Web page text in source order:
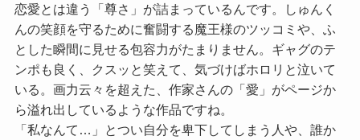
恋愛とは違う「尊さ」が詰まっているんです。しゅんく
んの笑顔を守るために奮闘する魔王様のツッコミや、ふ
とした瞬間に見せる包容力がたまりません。ギャグのテ
ンポも良く、クスッと笑えて、気づけばホロリと泣いて
いる。画力云々を超えた、作家さんの「愛」がページか
ら溢れ出しているような作品ですね。
「私なんて…」とつい自分を卑下してしまう人や、誰か